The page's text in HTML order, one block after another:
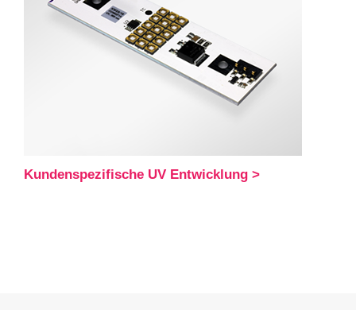
Kundenspezifische UV Entwicklung >